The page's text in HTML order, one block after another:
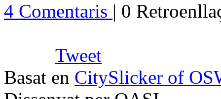
4 Comentaris | 0
Tweet
Basat en CitySlicker of